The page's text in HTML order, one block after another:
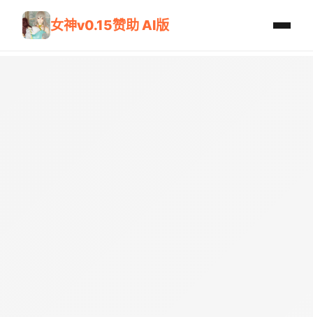
女神v0.15赞助 AI版